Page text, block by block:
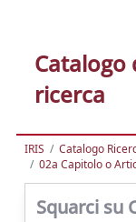
ricerca
IRIS Catalogo
02a Capitolo o
Squarci su